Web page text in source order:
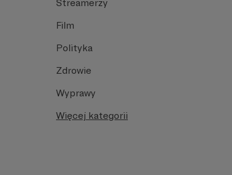
Streamerzy
Film
Polityka
Zdrowie
Wyprawy
Więcej kategorii